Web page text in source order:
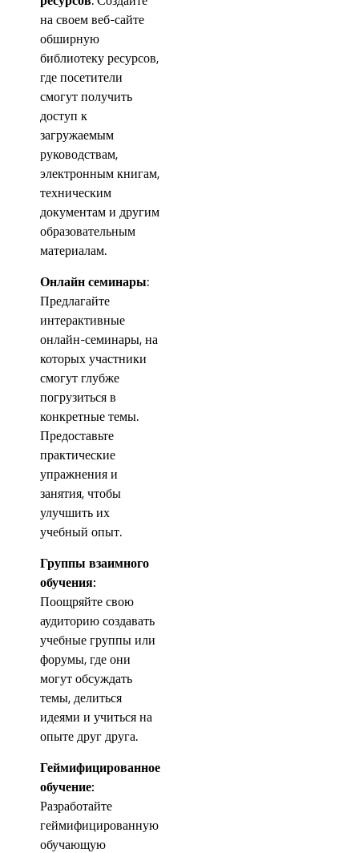
на своем веб-сайте
обширную
библиотеку ресурсов,
где посетители
смогут получить
доступ к
загружаемым
руководствам,
электронным книгам,
техническим
документам и другим
образовательным
материалам.
Онлайн семинары:
Предлагайте
интерактивные
онлайн-семинары, на
которых участники
смогут глубже
погрузиться в
конкретные темы.
Предоставьте
практические
упражнения и
занятия, чтобы
улучшить их
учебный опыт.
Группы взаимного
обучения:
Поощряйте свою
аудиторию создавать
учебные группы или
форумы, где они
могут обсуждать
темы, делиться
идеями и учиться на
опыте друг друга.
Геймифицированное
обучение:
Разработайте
геймифицированную
обучающую